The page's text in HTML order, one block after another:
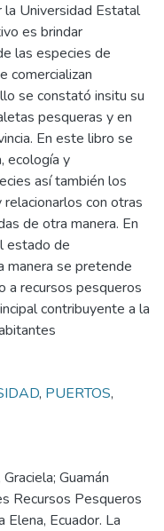
Universidad Estatal
es brindar
las especies de
comercializan
se constató insitu su
pesqueras y en
En este libro se
ecología y
así también los
con otras
de otra manera. En
estado de
manera se pretende
a recursos pesqueros
contribuyente a la
, PUERTOS,
Guamán
Recursos Pesqueros
Elena, Ecuador. La